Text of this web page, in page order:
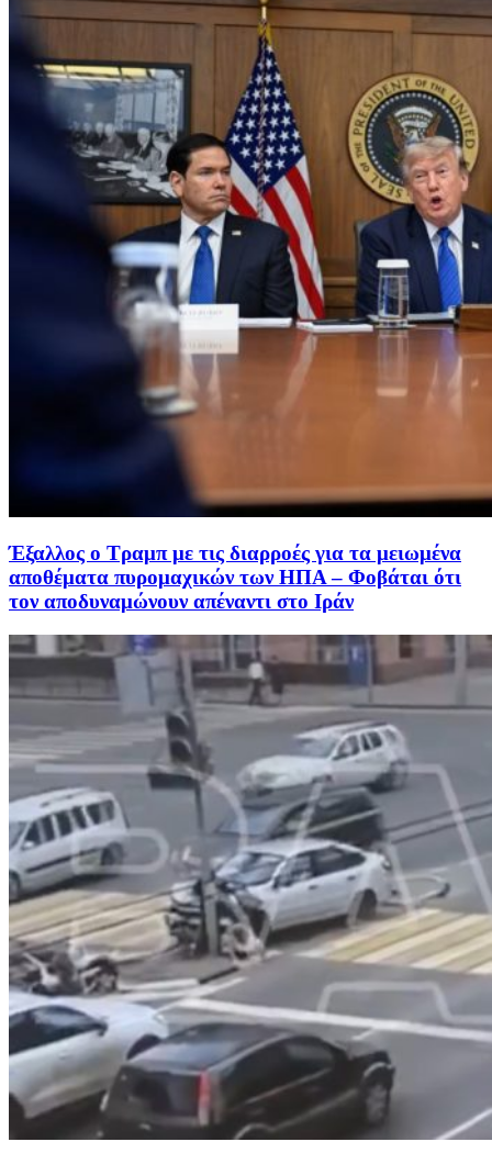
Έξαλλος ο Τραμπ με τις διαρροές για τα μειωμένα
αποθέματα πυρομαχικών των ΗΠΑ – Φοβάται ότι
τον αποδυναμώνουν απέναντι στο Ιράν